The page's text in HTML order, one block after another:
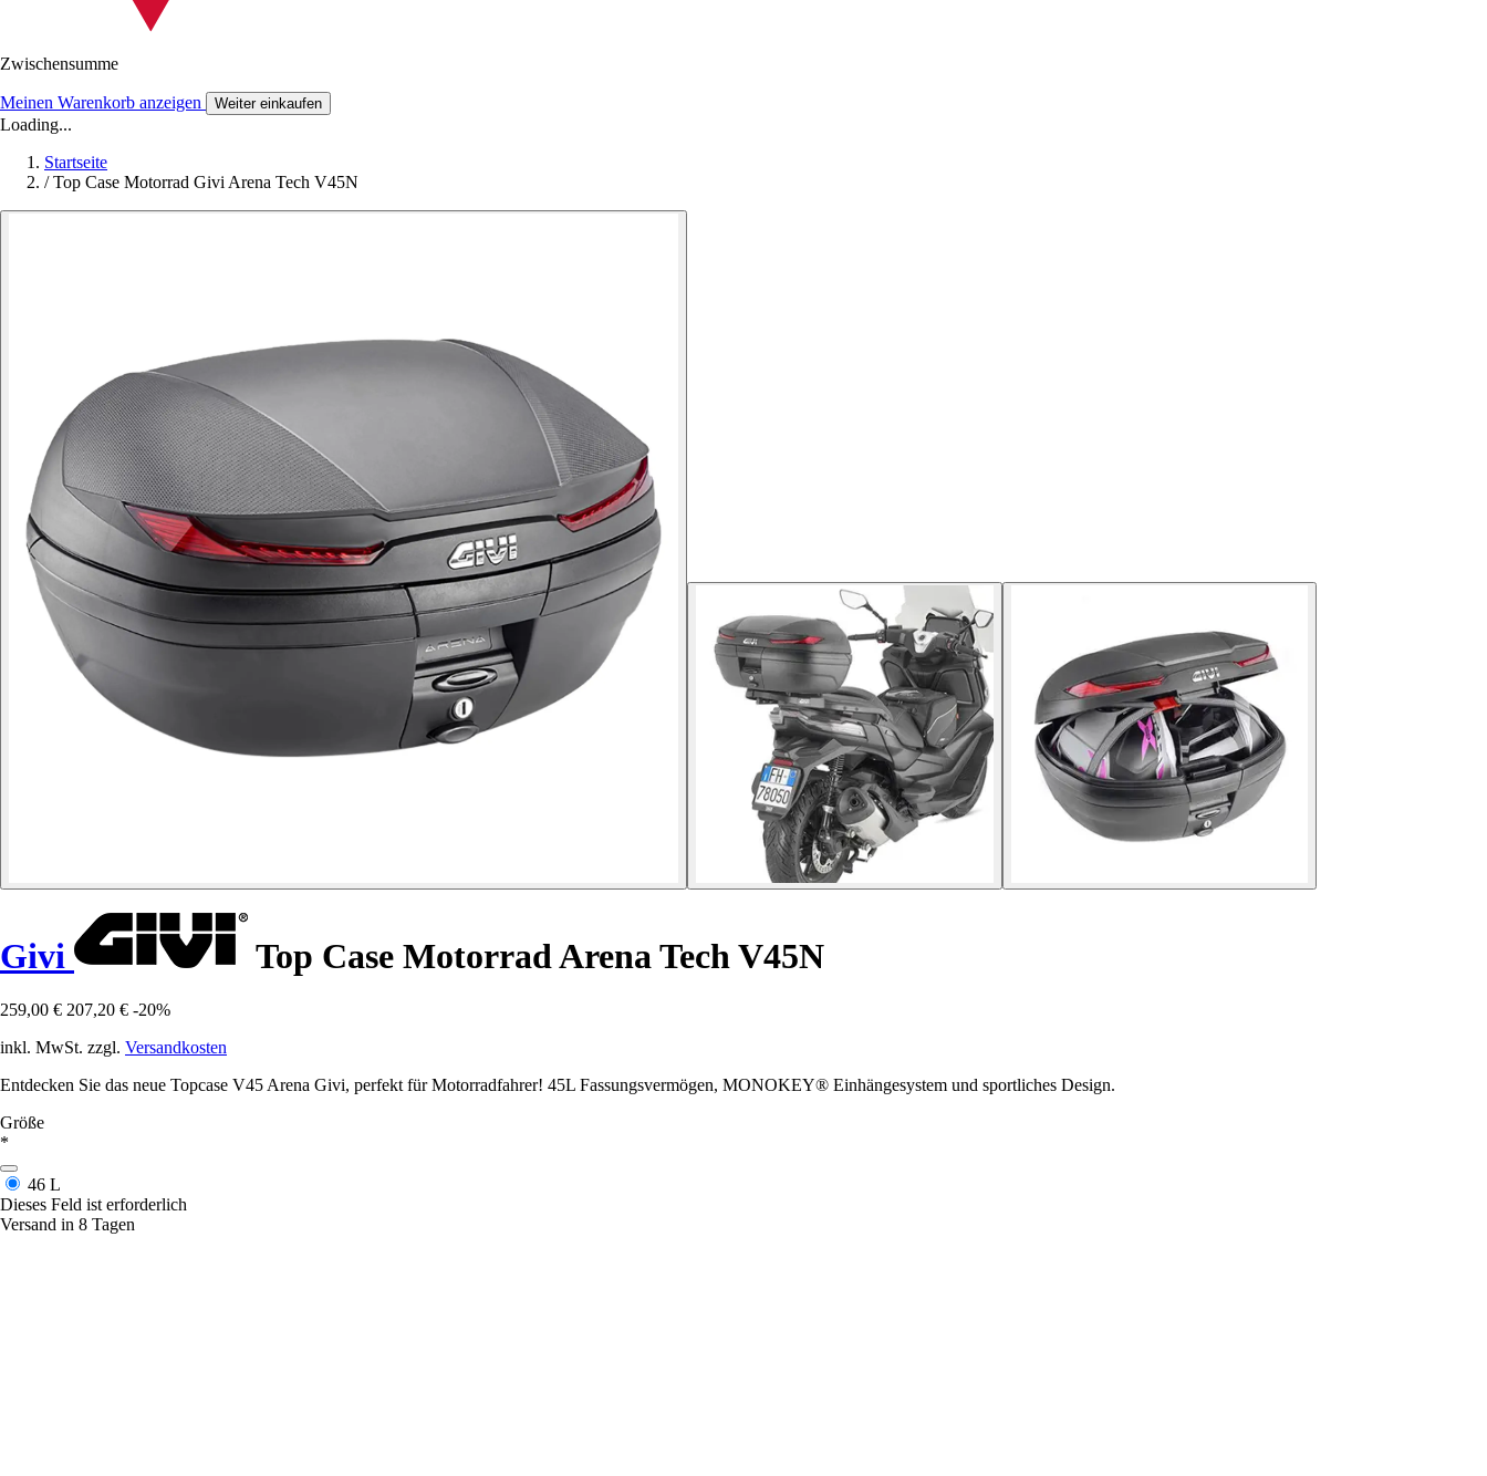
Zwischensumme
Meinen Warenkorb anzeigen Weiter einkaufen
Loading...
Startseite
/ Top Case Motorrad Givi Arena Tech V45N
Givi Top Case Motorrad Arena Tech V45N
259,00 € 207,20 € -20%
inkl. MwSt. zzgl. Versandkosten
Entdecken Sie das neue Topcase V45 Arena Givi, perfekt für Motorradfahrer! 45L Fassungsvermögen, MONOKEY® Einhängesystem und sportliches Design.
Größe
*
46 L
Dieses Feld ist erforderlich
Versand in 8 Tagen